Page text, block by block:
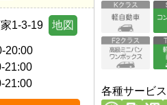
1-3-19 地図
20:00
21:00
21:00
各種サービス